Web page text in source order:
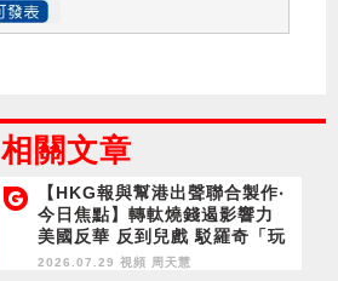
相關文章
【HKG報與幫港出聲聯合製作‧
今日焦點】轉軚燒錢遏影響力
美國反華 反到兒戲 駁羅奇「玩
完論」 香港唔靠中國 唔通靠美
2026.07.29 視頻 周天慧